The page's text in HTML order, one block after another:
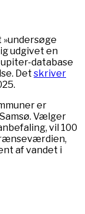
»undersøge
udgivet en
database
Det skriver
er
Vælger
vil 100
af vandet i